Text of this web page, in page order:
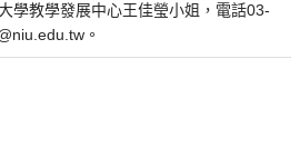
學教學發展中心王佳瑩小姐，電話03-
。